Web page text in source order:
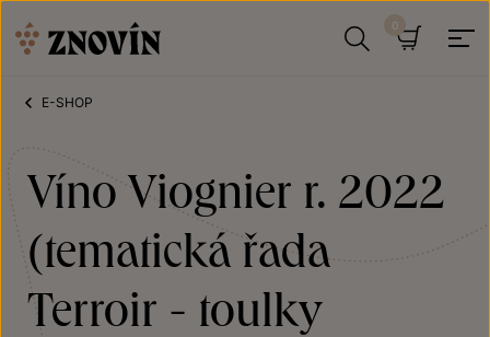
E-SHOP
Víno Viognier r. 2022
(tematická řada
Terroir - toulky